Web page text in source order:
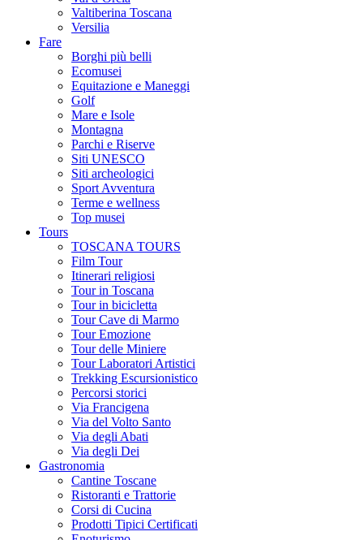
Valtiberina Toscana
Versilia
Fare
Borghi più belli
Ecomusei
Equitazione e Maneggi
Golf
Mare e Isole
Montagna
Parchi e Riserve
Siti UNESCO
Siti archeologici
Sport Avventura
Terme e wellness
Top musei
Tours
TOSCANA TOURS
Film Tour
Itinerari religiosi
Tour in Toscana
Tour in bicicletta
Tour Cave di Marmo
Tour Emozione
Tour delle Miniere
Tour Laboratori Artistici
Trekking Escursionistico
Percorsi storici
Via Francigena
Via del Volto Santo
Via degli Abati
Via degli Dei
Gastronomia
Cantine Toscane
Ristoranti e Trattorie
Corsi di Cucina
Prodotti Tipici Certificati